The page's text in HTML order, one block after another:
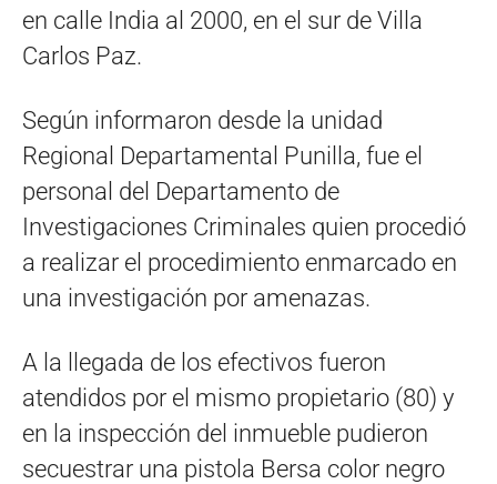
en calle India al 2000, en el sur de Villa
Carlos Paz.
Según informaron desde la unidad
Regional Departamental Punilla, fue el
personal del Departamento de
Investigaciones Criminales quien procedió
a realizar el procedimiento enmarcado en
una investigación por amenazas.
A la llegada de los efectivos fueron
atendidos por el mismo propietario (80) y
en la inspección del inmueble pudieron
secuestrar una pistola Bersa color negro